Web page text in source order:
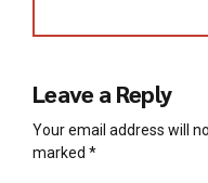
Leave a Reply
Your email address will
marked *